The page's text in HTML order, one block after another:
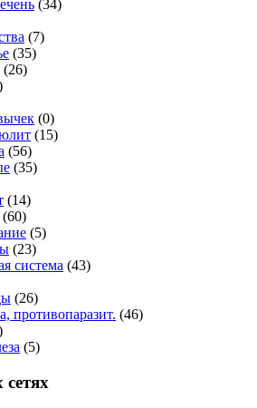
(34)
(7)
(35)
(26)
(0)
(15)
(56)
(35)
(14)
(60)
(5)
(23)
система (43)
(26)
противопаразит. (46)
(5)